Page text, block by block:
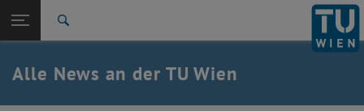
TU Login
Quicklinks
Quicklinks-Menü umschalten
Studium
Karriere
Alle News an der TU Wien